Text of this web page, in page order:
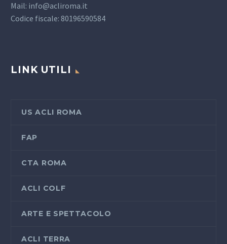
Mail: info@acliroma.it
Codice fiscale: 80196590584
LINK UTILI
US ACLI ROMA
FAP
CTA ROMA
ACLI COLF
ARTE E SPETTACOLO
ACLI TERRA